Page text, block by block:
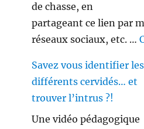
de chasse, en
partageant ce lien par
réseaux sociaux, etc. …
Savez vous identifier les
différents cervidés… et
trouver l’intrus ?!
Une vidéo pédagogique